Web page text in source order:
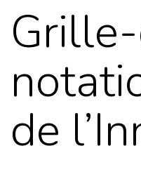
de